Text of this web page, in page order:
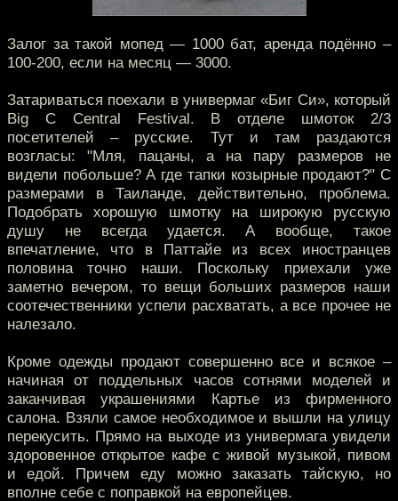
Залог за такой мопед — 1000 бат, аренда подённо –
100-200, если на месяц — 3000.
Затариваться поехали в универмаг «Биг Си», который
Big C Central Festival. В отделе шмоток 2/3
посетителей – русские. Тут и там раздаются
возгласы: "Мля, пацаны, а на пару размеров не
видели побольше? А где тапки козырные продают?" С
размерами в Таиланде, действительно, проблема.
Подобрать хорошую шмотку на широкую русскую
душу не всегда удается. А вообще, такое
впечатление, что в Паттайе из всех иностранцев
половина точно наши. Поскольку приехали уже
заметно вечером, то вещи больших размеров наши
соотечественники успели расхватать, а все прочее не
налезало.
Кроме одежды продают совершенно все и всякое –
начиная от поддельных часов сотнями моделей и
заканчивая украшениями Картье из фирменного
салона. Взяли самое необходимое и вышли на улицу
перекусить. Прямо на выходе из универмага увидели
здоровенное открытое кафе с живой музыкой, пивом
и едой. Причем еду можно заказать тайскую, но
вполне себе с поправкой на европейцев.